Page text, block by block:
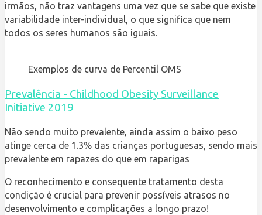
irmãos, não traz vantagens uma vez que se sabe que existe
variabilidade inter-individual, o que significa que nem
todos os seres humanos são iguais.
Exemplos de curva de Percentil OMS
Prevalência - Childhood Obesity Surveillance
Initiative 2019
Não sendo muito prevalente, ainda assim o baixo peso
atinge cerca de 1.3% das crianças portuguesas, sendo mais
prevalente em rapazes do que em raparigas
O reconhecimento e consequente tratamento desta
condição é crucial para prevenir possíveis atrasos no
desenvolvimento e complicações a longo prazo!